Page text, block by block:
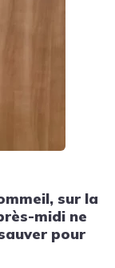
sur la
midi ne
pour